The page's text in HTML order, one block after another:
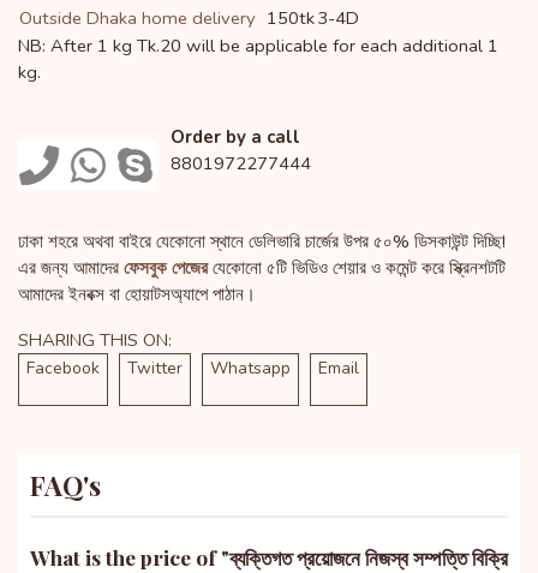
Outside Dhaka home delivery 150tk3-4D
NB: After 1 kg Tk.20 will be applicable for each additional 1
kg.
Order by a call
8801972277444
ঢাকা শহরে অথবা বাইরে যেকোনো স্থানে ডেলিভারি চার্জের উপর ৫০% ডিসকাউন্ট দিচ্ছি!
এর জন্য আমাদের ফেসবুক পেজেরযেকোনো ৫টি ভিডিও শেয়ার ও কমেন্ট করে স্ক্রিনশটটি
আমাদের ইনবক্স বা হোয়াটসঅ্যাপে পাঠান।
SHARING THIS ON:
Facebook Twitter Whatsapp Email
FAQ's
What is the price of "ব্যক্তিগত প্রয়োজনে নিজস্ব সম্পত্তি বিক্রি